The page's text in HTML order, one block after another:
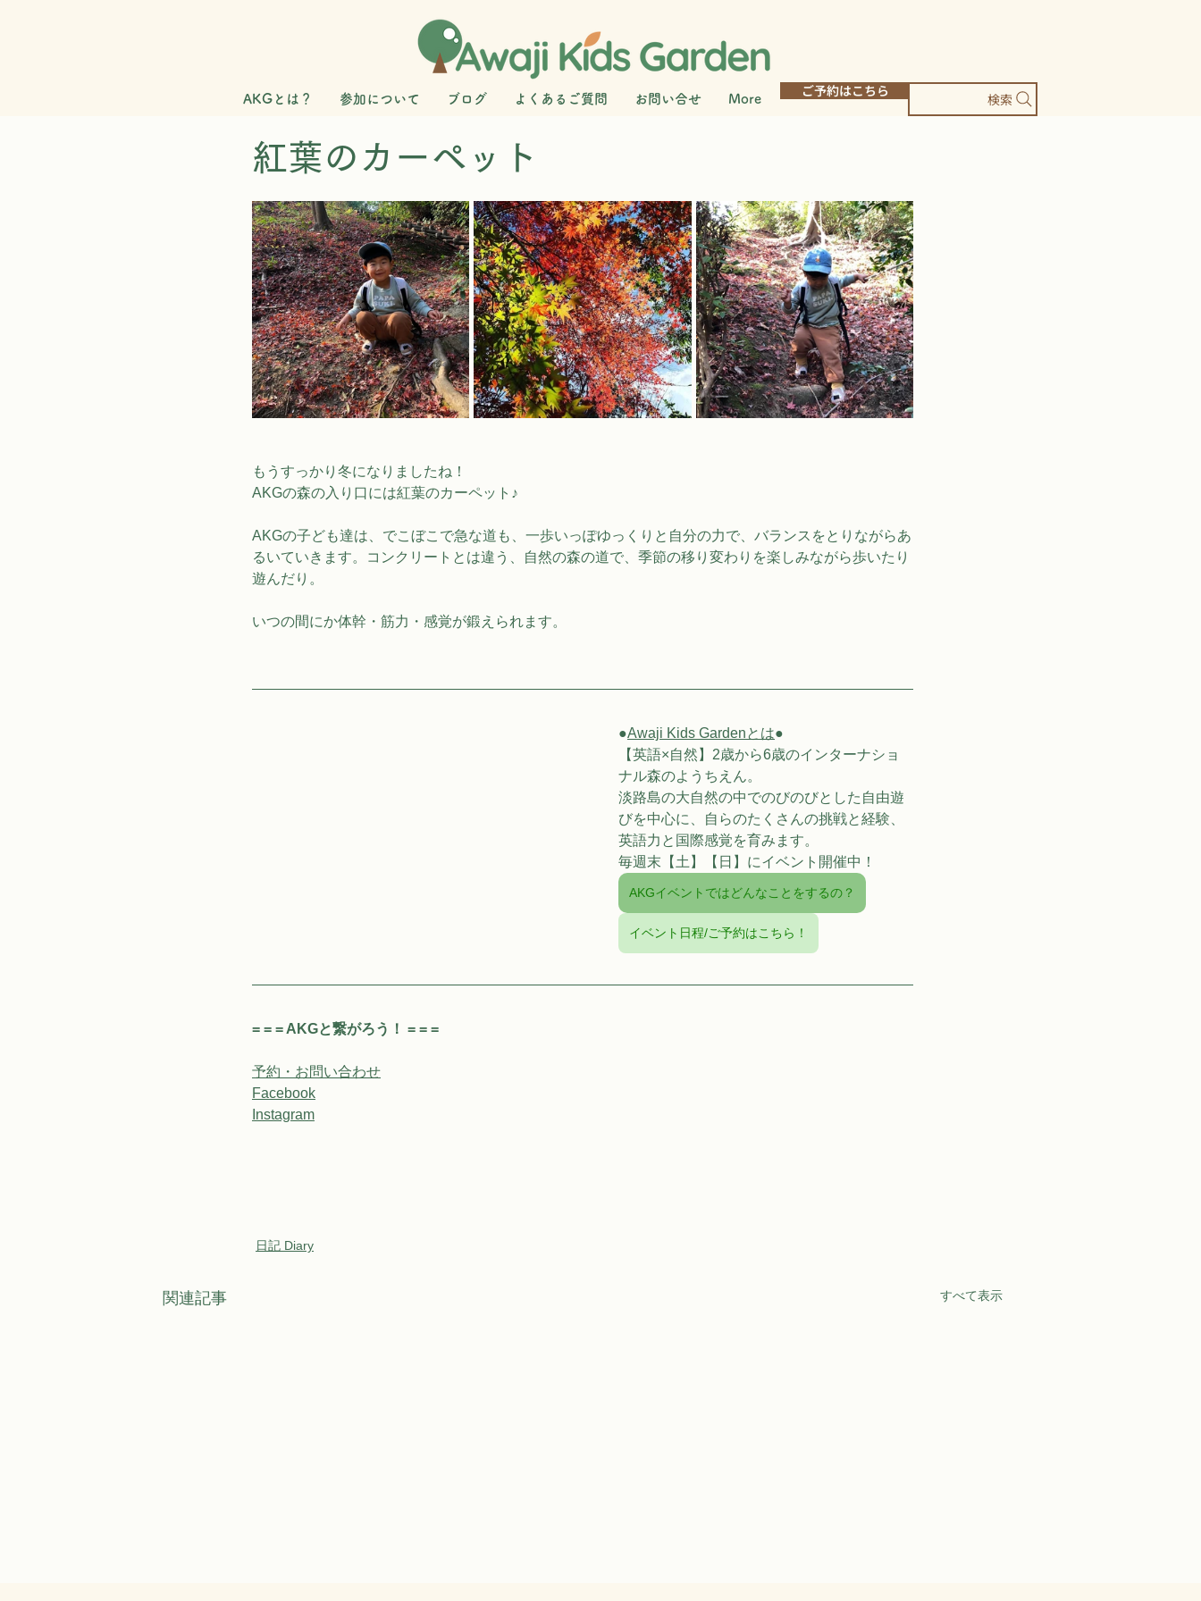
AKGとは？ 参加について ブログ よくあるご質問 お問い合せ More ご予約はこちら 検索
紅葉のカーペット
もうすっかり冬になりましたね！
AKGの森の入り口には紅葉のカーペット♪
AKGの子ども達は、でこぼこで急な道も、一歩いっぽゆっくりと自分の力で、バランスをとりながらあ
るいていきます。コンクリートとは違う、自然の森の道で、季節の移り変わりを楽しみながら歩いたり
遊んだり。
いつの間にか体幹・筋力・感覚が鍛えられます。
●Awaji Kids Gardenとは●
【英語×自然】2歳から6歳のインターナショ
ナル森のようちえん。
淡路島の大自然の中でのびのびとした自由遊
びを中心に、自らのたくさんの挑戦と経験、
英語力と国際感覚を育みます。
毎週末【土】【日】にイベント開催中！
AKGイベントではどんなことをするの？
イベント日程/ご予約はこちら！
= = = AKGと繋がろう！ = = =
予約・お問い合わせ
Facebook
Instagram
日記 Diary
関連記事 すべて表示